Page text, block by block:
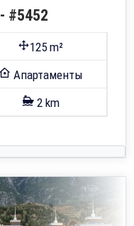
#5452
125 m²
Апартаменты
2 km